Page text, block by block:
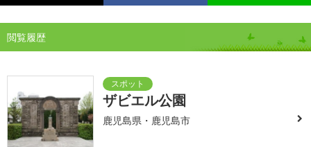
閲覧履歴
ザビエル公園
鹿児島県・鹿児島市